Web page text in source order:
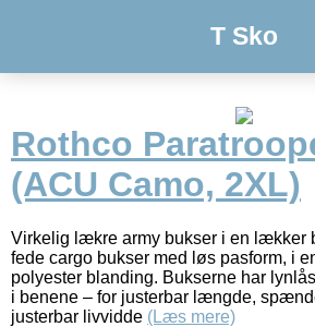
T Sko
Rothco
(ACU Camo, 2XL)
Virkelig lækre army bukser i en lækker
fede cargo bukser med løs pasform, i
polyester blanding. Bukserne har
i benene – for justerbar længde,
justerbar livvidde (Læs mere)